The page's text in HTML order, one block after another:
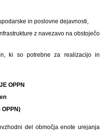
in poslovne dejavnosti,
z navezavo na obstoječo
ki so potrebne za realizacijo in
OPPN
del območja enote urejanja